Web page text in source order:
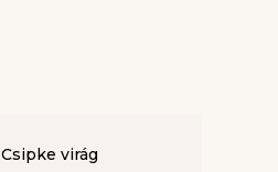
Csipke virág